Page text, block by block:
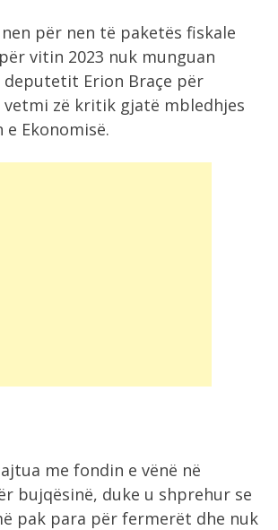
për nen të paketës fiskale
vitin 2023 nuk munguan
Erion Braçe për
vetmi zë kritik gjatë mbledhjes
e Ekonomisë.
me fondin e vënë në
bujqësinë, duke u shprehur se
pak para për fermerët dhe nuk